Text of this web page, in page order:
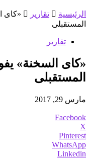
الرئيسية تقارير
«كاى
المستقبلى
تقارير
«كاى السخنة»
المستقبلى
مارس 29, 2017
Facebook
X
Pinterest
WhatsApp
Linkedin